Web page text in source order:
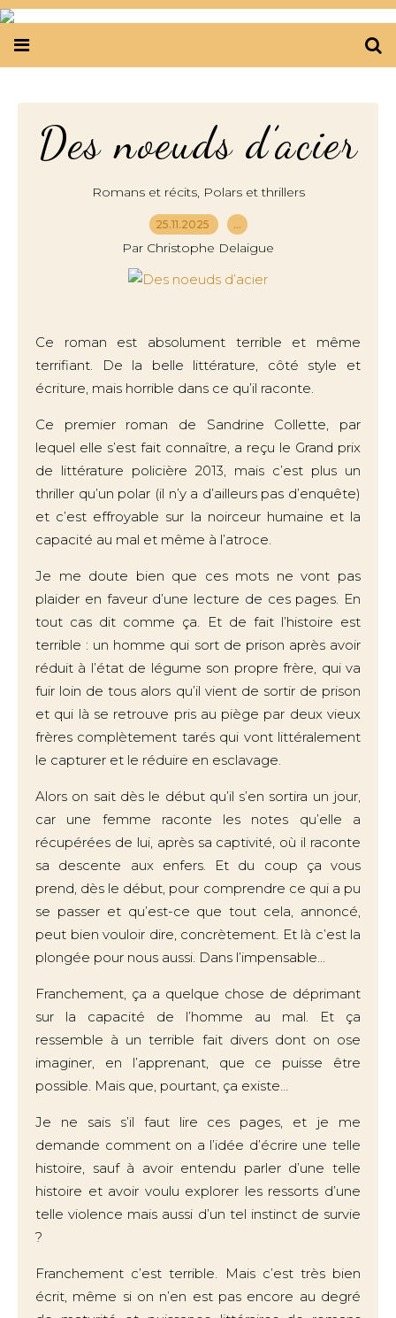
Des noeuds d’acier
Romans et récits, Polars et thrillers
25.11.2025 …
Par Christophe Delaigue
Ce roman est absolument terrible et même
terrifiant. De la belle littérature, côté style et
écriture, mais horrible dans ce qu’il raconte.
Ce premier roman de Sandrine Collette, par
lequel elle s’est fait connaître, a reçu le Grand prix
de littérature policière 2013, mais c’est plus un
thriller qu’un polar (il n’y a d’ailleurs pas d’enquête)
et c’est effroyable sur la noirceur humaine et la
capacité au mal et même à l’atroce.
Je me doute bien que ces mots ne vont pas
plaider en faveur d’une lecture de ces pages. En
tout cas dit comme ça. Et de fait l’histoire est
terrible : un homme qui sort de prison après avoir
réduit à l’état de légume son propre frère, qui va
fuir loin de tous alors qu’il vient de sortir de prison
et qui là se retrouve pris au piège par deux vieux
frères complètement tarés qui vont littéralement
le capturer et le réduire en esclavage.
Alors on sait dès le début qu’il s’en sortira un jour,
car une femme raconte les notes qu’elle a
récupérées de lui, après sa captivité, où il raconte
sa descente aux enfers. Et du coup ça vous
prend, dès le début, pour comprendre ce qui a pu
se passer et qu’est-ce que tout cela, annoncé,
peut bien vouloir dire, concrètement. Et là c’est la
plongée pour nous aussi. Dans l’impensable…
Franchement, ça a quelque chose de déprimant
sur la capacité de l’homme au mal. Et ça
ressemble à un terrible fait divers dont on ose
imaginer, en l’apprenant, que ce puisse être
possible. Mais que, pourtant, ça existe…
Je ne sais s’il faut lire ces pages, et je me
demande comment on a l’idée d’écrire une telle
histoire, sauf à avoir entendu parler d’une telle
histoire et avoir voulu explorer les ressorts d’une
telle violence mais aussi d’un tel instinct de survie
?
Franchement c’est terrible. Mais c’est très bien
écrit, même si on n’en est pas encore au degré